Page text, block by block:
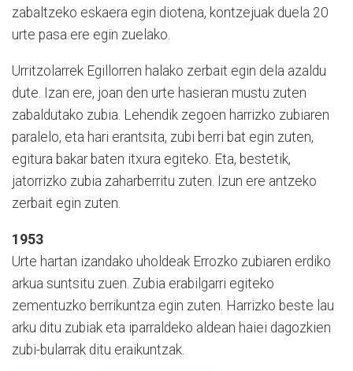
zabaltzeko eskaera egin diotena, kontzejuak duela 20
urte pasa ere egin zuelako.
Urritzolarrek Egillorren halako zerbait egin dela azaldu
dute. Izan ere, joan den urte hasieran mustu zuten
zabaldutako zubia. Lehendik zegoen harrizko zubiaren
paralelo, eta hari erantsita, zubi berri bat egin zuten,
egitura bakar baten itxura egiteko. Eta, bestetik,
jatorrizko zubia zaharberritu zuten. Izun ere antzeko
zerbait egin zuten.
1953
Urte hartan izandako uholdeak Errozko zubiaren erdiko
arkua suntsitu zuen. Zubia erabilgarri egiteko
zementuzko berrikuntza egin zuten. Harrizko beste lau
arku ditu zubiak eta iparraldeko aldean haiei dagozkien
zubi-bularrak ditu eraikuntzak.